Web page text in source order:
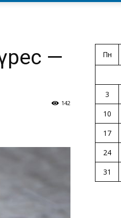
—
142
Пн
3
10
17
24
31